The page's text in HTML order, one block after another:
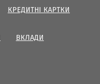
КРЕДИТНІ КАРТКИ
ВКЛАДИ